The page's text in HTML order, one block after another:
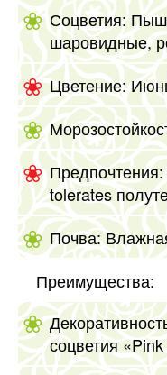
Соцветия:
шаровидные,
Цветение:
tolerates
Почва:
Преимущества:
соцветия